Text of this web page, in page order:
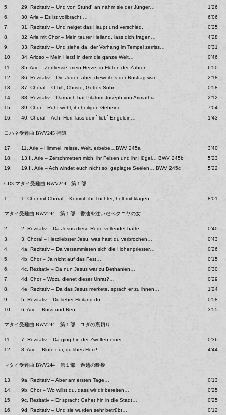
5.
29. Rezitativ – Und von Stund´ an nahm sie der Jünger…
1’26
6.
30. Arie – Es ist vollbracht!…
6’06
7.
31. Rezitativ – Und neiget das Haupt und verschied.
0’25
8.
32. Arie mit Chor – Mein teurer Heiland, lass dich fragen…
4’28
9.
33. Rezitativ – Und siehe da, der Vorhang im Tempel zerriss…
0’31
10.
34. Arioso – Mein Herz! in dem die ganze Welt…
0’46
11.
35. Arie – Zerfliesse, mein Herze, in Fluten der Zähren…
6’50
12.
36. Rezitativ – Die Juden aber, dieweil es der Rüsttag war…
2’18
13.
37. Choral – O hilf, Christe, Gottes Sohn…
0’58
14.
38. Rezitativ – Darnach bat Pilatum Joseph von Arimathia…
2’12
15.
39. Chor – Ruht wohl, ihr heiligen Gebeine…
7’04
16.
40. Choral – Ach, Herr, lass dein´ lieb´ Engelein… 1’43
ヨハネ受難曲 BWV245 補遺
17. 11. Arie – Himmel, reisse, Welt, erbebe…BWV 245a
3’40
18.
13.II. Arie – Zerschmettert mich, ihr Felsen und ihr Hügel… BWV 245b
5’23
19.
19.II. Arie – Ach windet euch nicht so, geplagte Seelen… BWV 245c 5’22
CD3:マタイ受難曲 BWV244 第１部
1. 1. Chor mit Choral – Kommt, ihr Töchter, helt mit klagen… 8’01
マタイ受難曲 BWV244 第１部 香油を注いだベタニヤの女
2. 2. Rezitativ – Da Jesus diese Rede vollendet hatte…
0’40
3.
3. Choral – Herzliebster Jesu, was hast du verbrochen…
0’43
4.
4a. Rezitativ – Da versammleten sich die Hohenpriester…
0’26
5.
4b. Chor – Ja nicht auf das Fest…
0’15
6.
4c. Rezitativ – Da nun Jesus war zu Bethanien…
0’30
7.
4d. Chor – Wozu dienet dieser Unrat?…
0’29
8.
4e. Rezitativ – Da das Jesus merkete, sprach er zu ihnen…
1’24
9.
5. Rezitativ – Du lieber Heiland du…
0’58
10.
6. Arie – Buss und Reu… 3’55
マタイ受難曲 BWV244 第１部 ユダの裏切り
11. 7. Rezitativ – Da ging hin der Zwölfen einer…
0’36
12.
8. Arie – Blute nur, du libes Herz!.. 4’44
マタイ受難曲 BWV244 第１部 過越の晩餐
13. 9a. Rezitativ – Aber am ersten Tage…
0’13
14.
9b. Chor – Wo willst du, dass wir dir bereiten…
0’25
15.
9c. Rezitativ – Er sprach: Gehet hin in die Stadt…
0’25
16.
9d. Rezitativ – Und sie wurden sehr betrübt… 0’12